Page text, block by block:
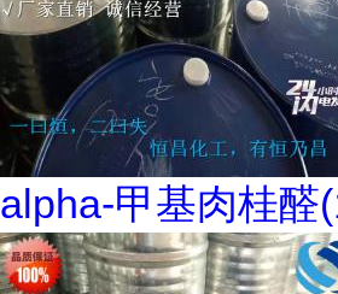
alpha-甲基肉桂醛